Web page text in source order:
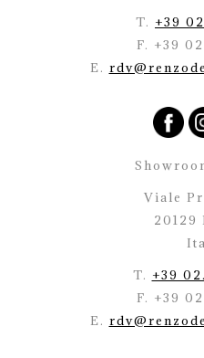
T. +39
F. +39
E.
Viale
20129
T. +39
F. +39
E.